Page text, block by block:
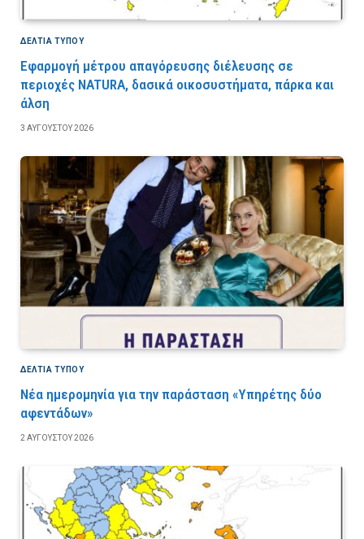
ΔΕΛΤΙΑ ΤΥΠΟΥ
Εφαρμογή μέτρου απαγόρευσης διέλευσης σε
περιοχές NATURA, δασικά οικοσυστήματα, πάρκα και
άλση
3 ΑΥΓΟΎΣΤΟΥ 2026
ΔΕΛΤΙΑ ΤΥΠΟΥ
Νέα ημερομηνία για την παράσταση «Υπηρέτης δύο
αφεντάδων»
2 ΑΥΓΟΎΣΤΟΥ 2026